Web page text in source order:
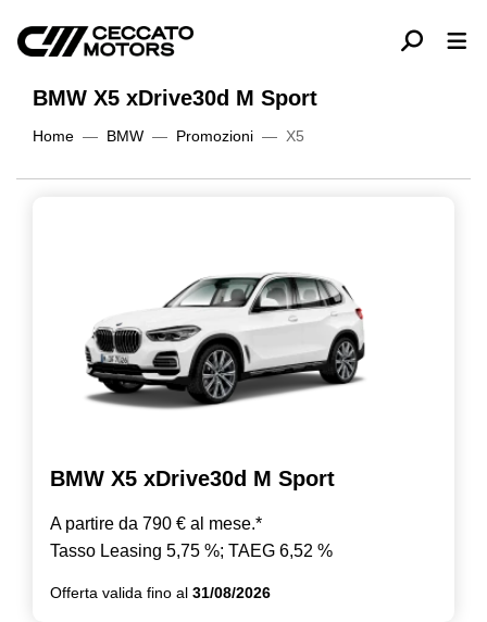
BMW X5 xDrive30d M Sport
Home BMW Promozioni X5
BMW X5 xDrive30d M Sport
A partire da 790 € al mese.*
Tasso Leasing 5,75 %; TAEG 6,52 %
Offerta valida fino al 31/08/2026